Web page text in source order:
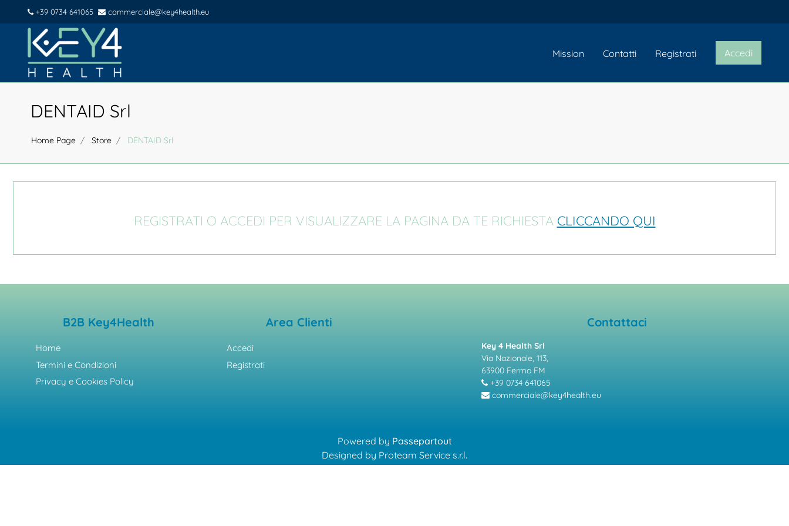
+39 0734 641065 commerciale@key4health.eu
Mission Contatti Registrati Accedi
DENTAID Srl
Home Page Store DENTAID Srl
REGISTRATI O ACCEDI PER VISUALIZZARE LA PAGINA DA TE RICHIESTA CLICCANDO QUI
B2B Key4Health
Home
Termini e Condizioni
Privacy e Cookies Policy
Area Clienti
Accedi
Registrati
Contattaci
Key 4 Health Srl
Via Nazionale, 113,
63900 Fermo FM
+39 0734 641065
commerciale@key4health.eu
Powered by Passepartout
Designed by Proteam Service s.r.l.